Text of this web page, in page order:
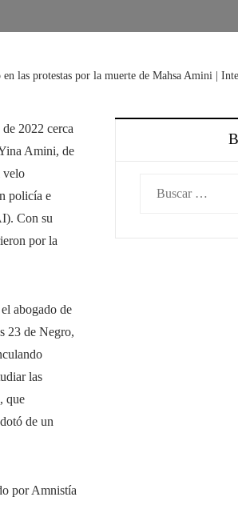
las protestas por la muerte de Mahsa Amini |
2022 cerca
Amini, de
velo
policía e
Con su
por la
abogado de
23 de Negro,
las
que
de un
por Amnistía